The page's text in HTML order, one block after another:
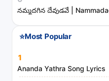
s
d
m
i
నమ్మదగిన దేవుడవే |
⭐Most Popular
1
Ananda Yathra Song Lyrics